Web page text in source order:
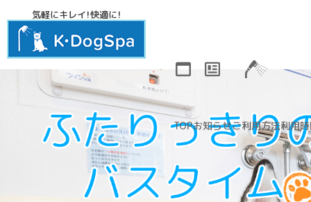
気軽にキレイ！快適に！
TOPお知らせご利用方法利用時